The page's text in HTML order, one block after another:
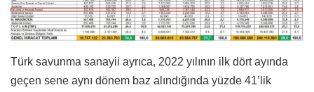
Türk savunma sanayii ayrıca, 2022 yılının ilk dört ayında
geçen sene aynı dönem baz alındığında yüzde 41’lik